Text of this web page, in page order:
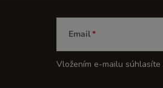
Email
Vložením e-mailu súhlasíte